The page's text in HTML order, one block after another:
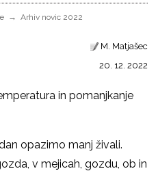
Arhiv novic 2022
M. Matjašec
20. 12. 2022
in pomanjkanje
opazimo manj živali.
v mejicah, gozdu, ob in